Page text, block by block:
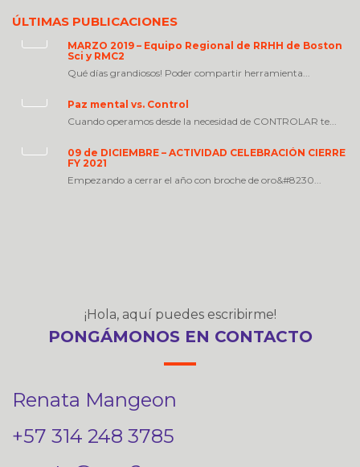
ÚLTIMAS PUBLICACIONES
MARZO 2019 – Equipo Regional de RRHH de Boston
Sci y RMC2
Qué días grandiosos! Poder compartir herramienta...
Paz mental vs. Control
Cuando operamos desde la necesidad de CONTROLAR te...
09 de DICIEMBRE – ACTIVIDAD CELEBRACIÓN CIERRE
FY 2021
Empezando a cerrar el año con broche de oro&#8230...
¡Hola, aquí puedes escribirme!
PONGÁMONOS EN CONTACTO
Renata Mangeon
+57 314 248 3785